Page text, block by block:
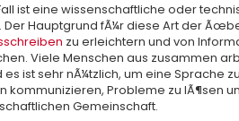
ist eine wissenschaftliche oder
Der Hauptgrund fÃ¼r diese Art der
zu erleichtern und von
Viele Menschen aus zusammen
es ist sehr nÃ¼tzlich, um eine Sprache
kommunizieren, Probleme zu lÃ¶sen
Gemeinschaft.